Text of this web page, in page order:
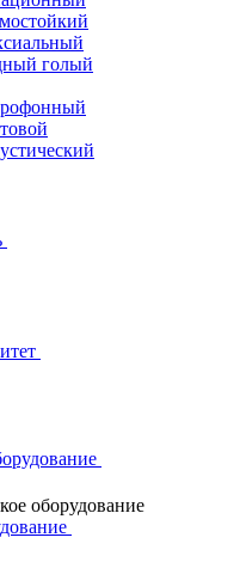
голый
оборудование